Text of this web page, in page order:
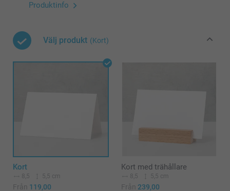
Produktinfo
Välj produkt (Kort)
Kort
8,5 5,5 cm
Från 119,00
Kort med trähållare
8,5 5,5 cm
Från 239,00